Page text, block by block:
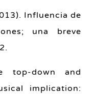
Influencia de
una breve
top-down and
implication: